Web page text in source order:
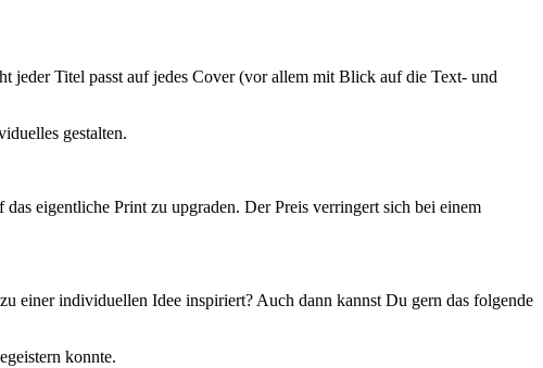
jeder Titel passt auf jedes Cover (vor allem mit Blick auf die Text- und
gestalten.
eigentliche Print zu upgraden. Der Preis verringert sich bei einem
einer individuellen Idee inspiriert? Auch dann kannst Du gern das folgende
konnte.